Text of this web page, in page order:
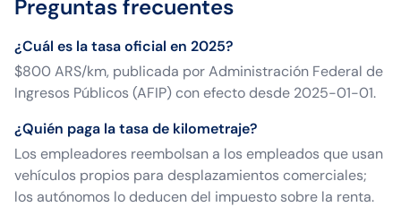
Preguntas frecuentes
¿Cuál es la tasa oficial en 2025?
$800 ARS/km, publicada por Administración Federal de
Ingresos Públicos (AFIP) con efecto desde 2025-01-01.
¿Quién paga la tasa de kilometraje?
Los empleadores reembolsan a los empleados que usan
vehículos propios para desplazamientos comerciales;
los autónomos lo deducen del impuesto sobre la renta.